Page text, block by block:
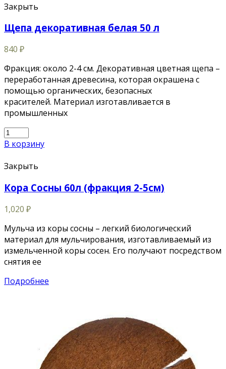
Закрыть
Щепа декоративная белая 50 л
840 ₽
Фракция: около 2-4 см. Декоративная цветная щепа –
переработанная древесина, которая окрашена с
помощью органических, безопасных
красителей. Материал изготавливается в
промышленных
В корзину
Закрыть
Кора Сосны 60л (фракция 2-5см)
1,020 ₽
Мульча из коры сосны – легкий биологический
материал для мульчирования, изготавливаемый из
измельченной коры сосен. Его получают посредством
снятия ее
Подробнее